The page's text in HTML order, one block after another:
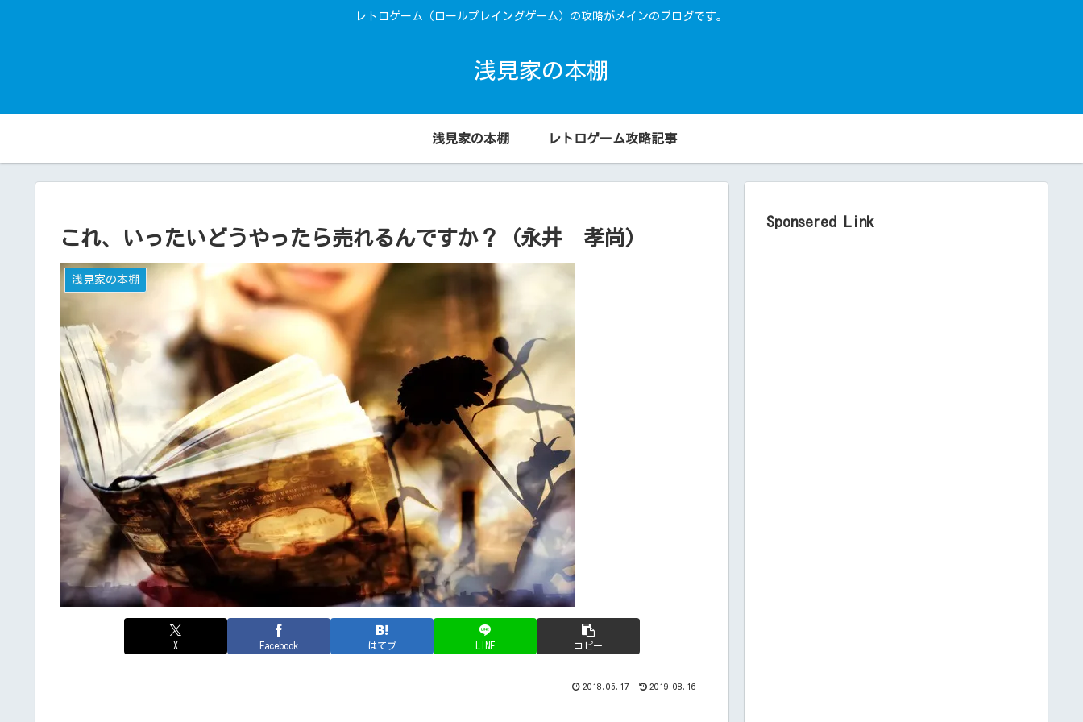
レトロゲーム（ロールプレイングゲーム）の攻略がメインのブログです。
浅見家の本棚
浅見家の本棚 レトロゲーム攻略記事
これ、いったいどうやったら売れるんですか？（永井 孝尚）
浅見家の本棚
X Facebook はてブ LINE コピー
2018.05.17 2019.08.16
Sponsered Link